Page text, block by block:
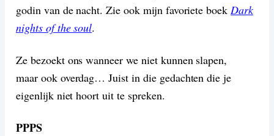
godin van de nacht. Zie ook mijn favoriete boek Dark
nights of the soul.
Ze bezoekt ons wanneer we niet kunnen slapen,
maar ook overdag… Juist in die gedachten die je
eigenlijk niet hoort uit te spreken.
PPPS